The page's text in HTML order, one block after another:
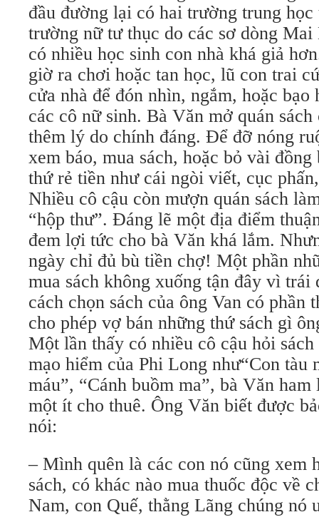
đầu đường lại có hai trường trung
trường nữ tư thục do các sơ dòng
có nhiều học sinh con nhà khá giả
giờ ra chơi hoặc tan học, lũ con trai
cửa nhà để đón nhìn, ngắm, hoặc bạo
các cô nữ sinh. Bà Văn mở quán
thêm lý do chính đáng. Để đỡ nóng
xem báo, mua sách, hoặc bỏ vài
thứ rẻ tiền như cái ngòi viết, cục
Nhiều cô cậu còn mượn quán sách
“hộp thư”. Đáng lẽ một địa điểm
đem lợi tức cho bà Văn khá lắm.
ngày chỉ đủ bù tiền chợ! Một phần
mua sách không xuống tận đây vì
cách chọn sách của ông Van có phần
cho phép vợ bán những thứ sách gì
Một lần thấy có nhiều cô cậu hỏi
mạo hiểm của Phi Long như“Con tàu
máu”, “Cánh buồm ma”, bà Văn
một ít cho thuê. Ông Văn biết được
nói:
– Mình quên là các con nó cũng xem
sách, có khác nào mua thuốc độc về
Nam, con Quế, thằng Lãng chúng nó